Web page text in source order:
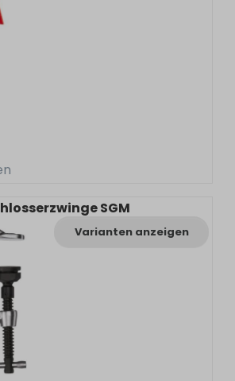
SGM
Varianten anzeigen